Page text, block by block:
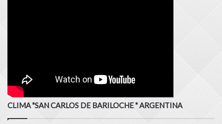
CLIMA "SAN CARLOS DE BARILOCHE " ARGENTINA